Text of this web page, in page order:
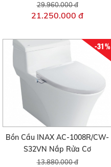
29.960.000 đ
21.250.000 đ
-31%
Bồn Cầu INAX AC-1008R/CW-
S32VN Nắp Rửa Cơ
13.880.000 đ